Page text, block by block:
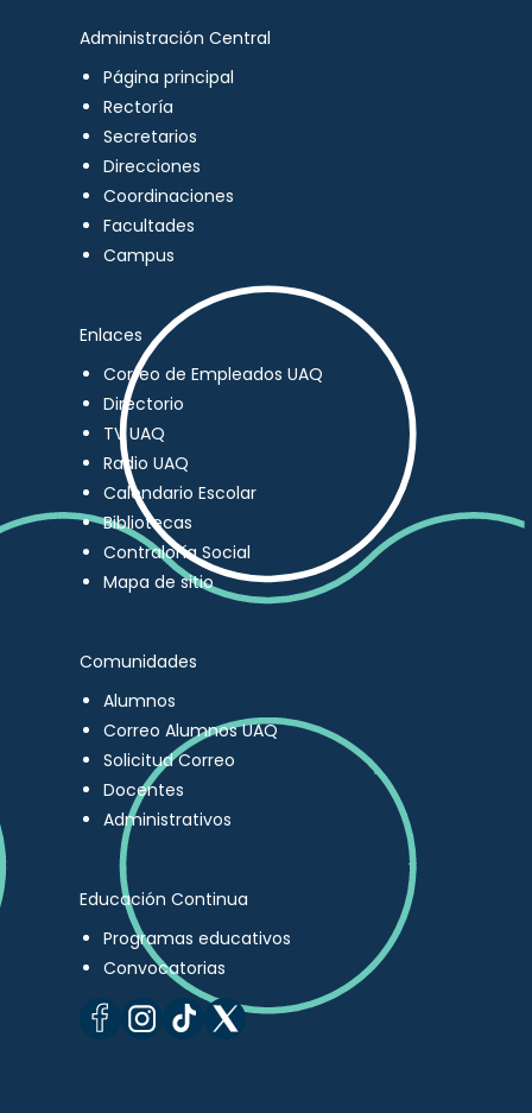
Administración Central
Página principal
Rectoría
Secretarios
Direcciones
Coordinaciones
Facultades
Campus
Enlaces
Correo de Empleados UAQ
Directorio
TV UAQ
Radio UAQ
Calendario Escolar
Bibliotecas
Contraloría Social
Mapa de sitio
Comunidades
Alumnos
Correo Alumnos UAQ
Solicitud Correo
Docentes
Administrativos
Educación Continua
Programas educativos
Convocatorias